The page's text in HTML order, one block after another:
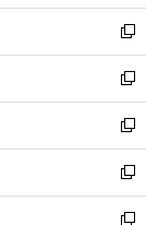
開
く
ウ
で
開
く
ン
ド
ウ
で
開
く
ウ
ィ
ン
ド
ウ
で
開
く
し
い
ウ
ィ
ン
ド
ウ
で
開
く
新
し
い
ウ
ィ
ン
ド
ウ
で
新
し
い
ウ
ィ
ン
ド
新
し
い
ウ
新
し